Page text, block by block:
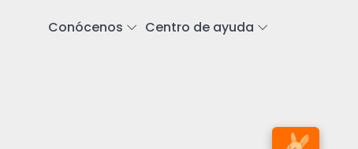
Conócenos Centro de ayuda